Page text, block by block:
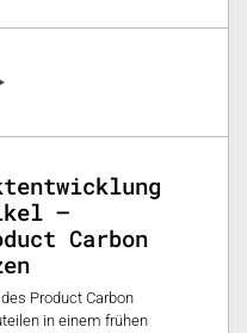
–
Carbon
Product Carbon
in einem frühen